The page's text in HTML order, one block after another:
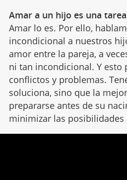
Amar a un hijo es una
Amar lo es. Por ello,
incondicional a nuestros
amor entre la pareja, a
ni tan incondicional. Y esto
conflictos y problemas.
soluciona, sino que la
prepararse antes de su
minimizar las posibilidades